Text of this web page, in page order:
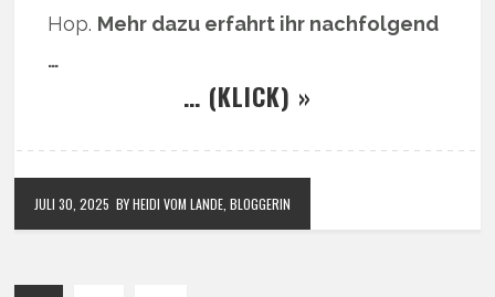
Hop. Mehr dazu erfahrt ihr nachfolgend
…
… (KLICK) »
JULI 30, 2025 BY HEIDI VOM LANDE, BLOGGERIN